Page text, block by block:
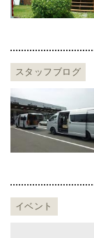
スタッフブログ
イベント